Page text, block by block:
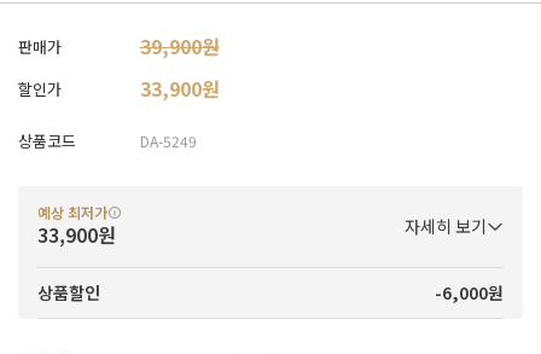
판매가 39,900원
할인가 33,900원
상품코드 DA-5249
예상 최저가
33,900원 자세히 보기
상품할인 -6,000원